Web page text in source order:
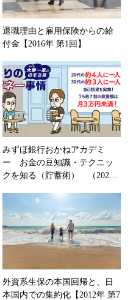
退職理由と雇用保険からの給
付金【2016年 第1回】
みずほ銀行おかねアカデミ
ー お金の豆知識・テクニッ
クを知る（貯蓄術） （202…
外資系生保の本国回帰と、日
本国内での集約化【2012年 第7